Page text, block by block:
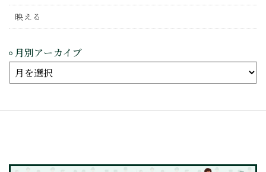
映える
月別アーカイブ